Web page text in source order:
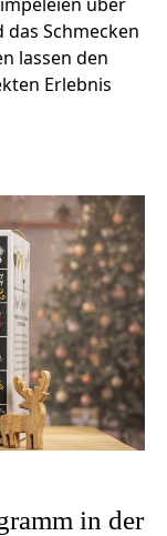
Schmecken
lassen den
Erlebnis
in der